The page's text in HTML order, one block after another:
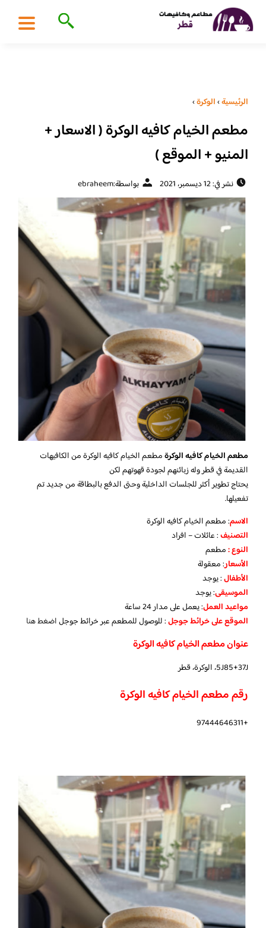
الرئيسية›الوكرة›
مطعم الخيام كافيه الوكرة ( الاسعار +
المنيو + الموقع )
نشر في: 12 ديسمبر، 2021 بواسطة:ebraheem
مطعم الخيام كافيه الوكرةمطعم الخيام كافيه الوكرة من الكافيهات
القديمة في قطر وله زبائنهم لجودة قهوتهم لكن
يحتاج تطوير أكثر للجلسات الداخلية وحتى الدفع بالبطاقة من جديد تم
تفعيلها.
الاسم: مطعم الخيام كافيه الوكرة
التصنيف: عائلات – افراد
النوع :مطعم
الأسعار:معقولة
الأطفال:يوجد
الموسيقى:يوجد
مواعيد العمل: يعمل على مدار 24 ساعة
الموقع على خرائط جوجل: للوصول للمطعم عبر خرائط جوجلاضغط هنا
عنوان مطعم الخيام كافيه الوكرة
5J85+37J، الوكرة، قطر
رقم مطعم الخيام كافيه الوكرة
+97444646311